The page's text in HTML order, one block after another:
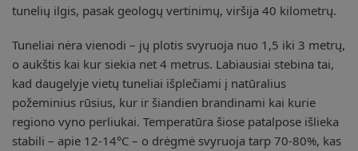
tunelių ilgis, pasak geologų vertinimų, viršija 40 kilometrų.
Tuneliai nėra vienodi – jų plotis svyruoja nuo 1,5 iki 3 metrų,
o aukštis kai kur siekia net 4 metrus. Labiausiai stebina tai,
kad daugelyje vietų tuneliai išplečiami į natūralius
požeminius rūsius, kur ir šiandien brandinami kai kurie
regiono vyno perliukai. Temperatūra šiose patalpose išlieka
stabili – apie 12-14°C – o drėgmė svyruoja tarp 70-80%, kas